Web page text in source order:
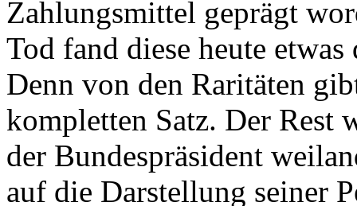
Zahlungsmittel geprägt
Tod fand diese heute
Denn von den Raritäten
kompletten Satz. Der Rest
der Bundespräsident
auf die Darstellung seiner